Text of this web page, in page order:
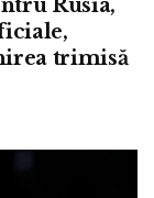
Rusia,
trimisă